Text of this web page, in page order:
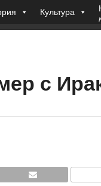
Культура
с